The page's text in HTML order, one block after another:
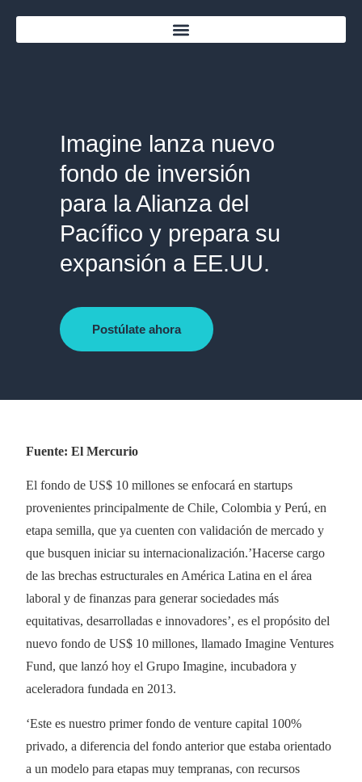
Imagine lanza nuevo
fondo de inversión
para la Alianza del
Pacífico y prepara su
expansión a EE.UU.
Postúlate ahora
Fuente: El Mercurio
El fondo de US$ 10 millones se enfocará en startups
provenientes principalmente de Chile, Colombia y Perú, en
etapa semilla, que ya cuenten con validación de mercado y
que busquen iniciar su internacionalización.’Hacerse cargo
de las brechas estructurales en América Latina en el área
laboral y de finanzas para generar sociedades más
equitativas, desarrolladas e innovadores’, es el propósito del
nuevo fondo de US$ 10 millones, llamado Imagine Ventures
Fund, que lanzó hoy el Grupo Imagine, incubadora y
aceleradora fundada en 2013.
‘Este es nuestro primer fondo de venture capital 100%
privado, a diferencia del fondo anterior que estaba orientado
a un modelo para etapas muy tempranas, con recursos